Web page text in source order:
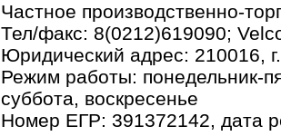
Частное производственно-
Тел/факс: 8(0212)619090;
Юридический адрес: 210016,
Режим работы: понедельник-
суббота, воскресенье
Номер ЕГР: 391372142, дата